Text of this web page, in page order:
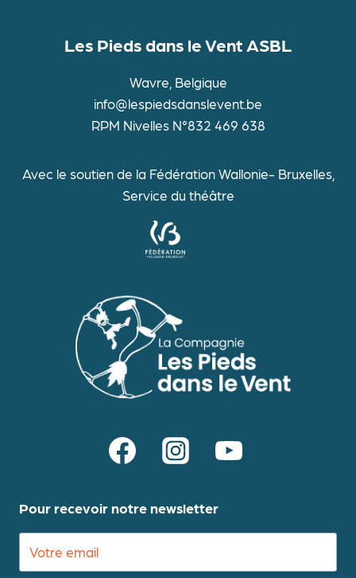
Les Pieds dans le Vent ASBL
Wavre, Belgique
info@lespiedsdanslevent.be
RPM Nivelles N°832 469 638
Avec le soutien de la Fédération Wallonie- Bruxelles,
Service du théâtre
Pour recevoir notre newsletter